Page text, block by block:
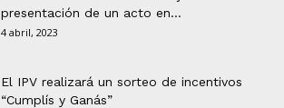
presentación de un acto en...
4 abril, 2023
El IPV realizará un sorteo de incentivos
“Cumplís y Ganás”